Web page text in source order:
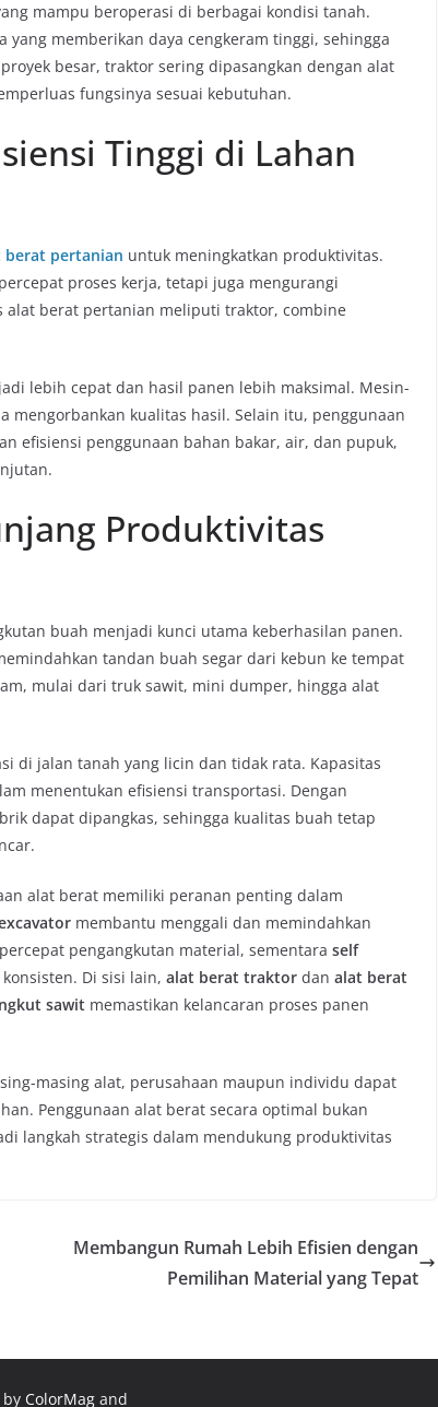
mampu beroperasi di berbagai kondisi tanah.
memberikan daya cengkeram tinggi, sehingga
besar, traktor sering dipasangkan dengan alat
fungsinya sesuai kebutuhan.
Tinggi di Lahan
berat pertanian untuk meningkatkan produktivitas.
proses kerja, tetapi juga mengurangi
alat berat pertanian meliputi traktor, combine
lebih cepat dan hasil panen lebih maksimal. Mesin-
kualitas hasil. Selain itu, penggunaan
efisiensi penggunaan bahan bakar, air, dan pupuk,
Produktivitas
buah menjadi kunci utama keberhasilan panen.
tandan buah segar dari kebun ke tempat
mulai dari truk sawit, mini dumper, hingga alat
di jalan tanah yang licin dan tidak rata. Kapasitas
menentukan efisiensi transportasi. Dengan
dapat dipangkas, sehingga kualitas buah tetap
alat berat memiliki peranan penting dalam
membantu menggali dan memindahkan
pengangkutan material, sementara self
Di sisi lain, alat berat traktor dan alat berat
sawit memastikan kelancaran proses panen
masing alat, perusahaan maupun individu dapat
Penggunaan alat berat secara optimal bukan
langkah strategis dalam mendukung produktivitas
Membangun Rumah Lebih Efisien dengan
Pemilihan Material yang Tepat
by ColorMag and